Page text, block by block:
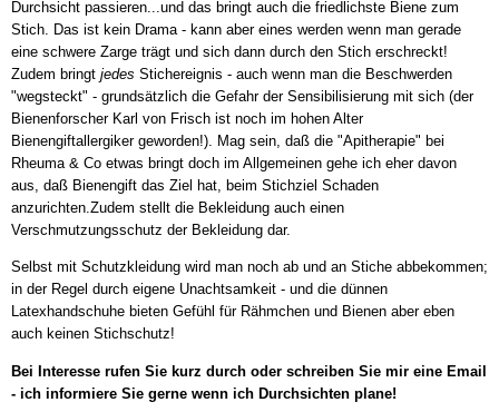
Durchsicht passieren...und das bringt auch die friedlichste Biene zum
Stich. Das ist kein Drama - kann aber eines werden wenn man gerade
eine schwere Zarge trägt und sich dann durch den Stich erschreckt!
Zudem bringt jedes Stichereignis - auch wenn man die Beschwerden
"wegsteckt" - grundsätzlich die Gefahr der Sensibilisierung mit sich (der
Bienenforscher Karl von Frisch ist noch im hohen Alter
Bienengiftallergiker geworden!). Mag sein, daß die "Apitherapie" bei
Rheuma & Co etwas bringt doch im Allgemeinen gehe ich eher davon
aus, daß Bienengift das Ziel hat, beim Stichziel Schaden
anzurichten.Zudem stellt die Bekleidung auch einen
Verschmutzungsschutz der Bekleidung dar.
Selbst mit Schutzkleidung wird man noch ab und an Stiche abbekommen;
in der Regel durch eigene Unachtsamkeit - und die dünnen
Latexhandschuhe bieten Gefühl für Rähmchen und Bienen aber eben
auch keinen Stichschutz!
Bei Interesse rufen Sie kurz durch oder schreiben Sie mir eine Email
- ich informiere Sie gerne wenn ich Durchsichten plane!